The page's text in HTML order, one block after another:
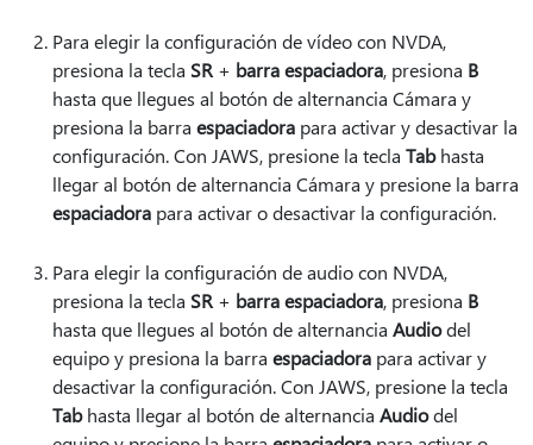
Para elegir la configuración de vídeo con NVDA,
presiona la tecla SR + barra espaciadora, presiona B
hasta que llegues al botón de alternancia Cámara y
presiona la barra espaciadora para activar y desactivar la
configuración. Con JAWS, presione la tecla Tabhasta
llegar al botón de alternancia Cámara y presione la barra
espaciadora para activar o desactivar la configuración.
Para elegir la configuración de audio con NVDA,
presiona la tecla SR + barra espaciadora, presiona B
hasta que llegues al botón de alternancia Audiodel
equipo y presiona la barra espaciadora para activar y
desactivar la configuración. Con JAWS, presione la tecla
Tabhasta llegar al botón de alternancia Audiodel